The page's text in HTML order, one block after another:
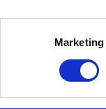
Marketing
Ontdek 4